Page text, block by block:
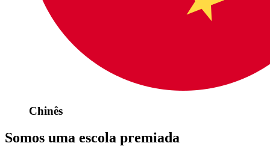
Chinês
Somos uma escola premiada